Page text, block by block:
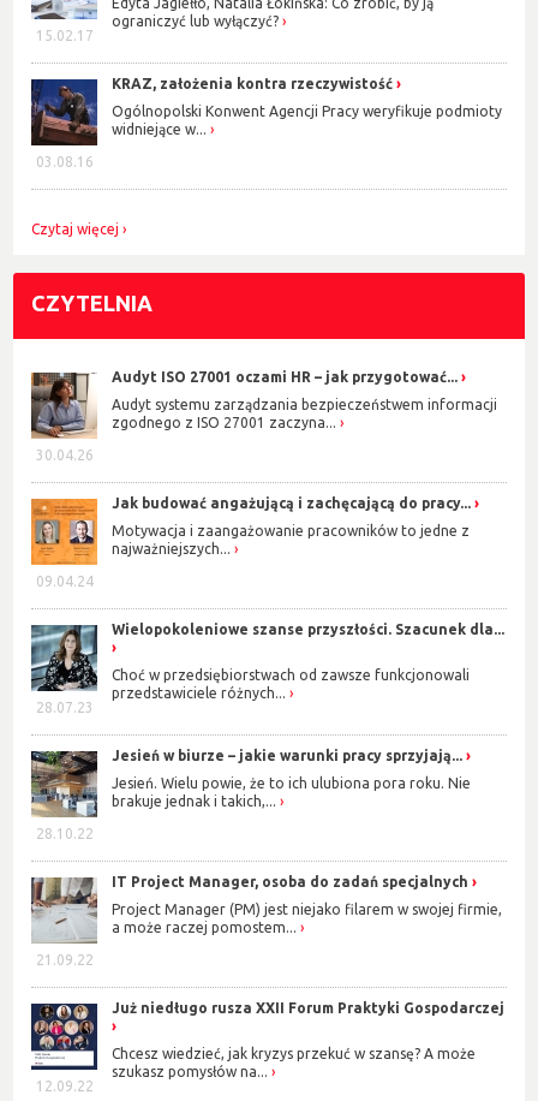
15.02.17
ograniczyć lub wyłączyć?
03.08.16
KRAZ, założenia kontra rzeczywistość
Ogólnopolski Konwent Agencji Pracy weryfikuje podmioty
widniejące w...
Czytaj więcej
CZYTELNIA
30.04.26
Audyt ISO 27001 oczami HR – jak przygotować...
Audyt systemu zarządzania bezpieczeństwem informacji
zgodnego z ISO 27001 zaczyna...
09.04.24
Jak budować angażującą i zachęcającą do pracy...
Motywacja i zaangażowanie pracowników to jedne z
najważniejszych...
28.07.23
Wielopokoleniowe szanse przyszłości. Szacunek dla...
Choć w przedsiębiorstwach od zawsze funkcjonowali
przedstawiciele różnych...
28.10.22
Jesień w biurze – jakie warunki pracy sprzyjają...
Jesień. Wielu powie, że to ich ulubiona pora roku. Nie
brakuje jednak i takich,...
21.09.22
IT Project Manager, osoba do zadań specjalnych
Project Manager (PM) jest niejako filarem w swojej firmie,
a może raczej pomostem...
12.09.22
Już niedługo rusza XXII Forum Praktyki Gospodarczej
Chcesz wiedzieć, jak kryzys przekuć w szansę? A może
szukasz pomysłów na...